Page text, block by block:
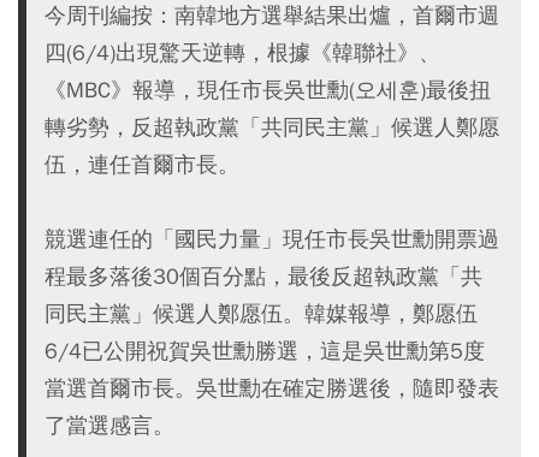
今周刊編按：南韓地方選舉結果出爐，首爾市週
四(6/4)出現驚天逆轉，根據《韓聯社》、
《MBC》報導，現任市長吳世勳(오세훈)最後扭
轉劣勢，反超執政黨「共同民主黨」候選人鄭愿
伍，連任首爾市長。
競選連任的「國民力量」現任市長吳世勳開票過
程最多落後30個百分點，最後反超執政黨「共
同民主黨」候選人鄭愿伍。韓媒報導，鄭愿伍
6/4已公開祝賀吳世勳勝選，這是吳世勳第5度
當選首爾市長。吳世勳在確定勝選後，隨即發表
了當選感言。